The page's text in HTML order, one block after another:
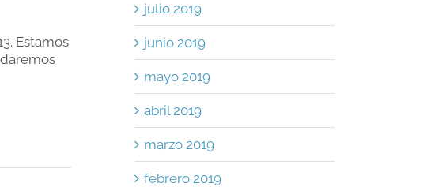
Estamos
julio 2019
junio 2019
mayo 2019
abril 2019
marzo 2019
febrero 2019